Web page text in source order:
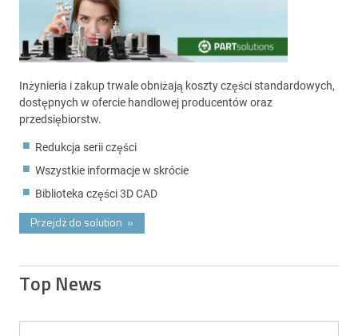
Inżynieria i zakup trwale obniżają koszty części standardowych,
dostępnych w ofercie handlowej producentów oraz
przedsiębiorstw.
Redukcja serii części
Wszystkie informacje w skrócie
Biblioteka części 3D CAD
Przejdż do solution »
Top News